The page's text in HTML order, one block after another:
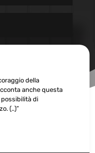
della
anche questa
di
(..)”